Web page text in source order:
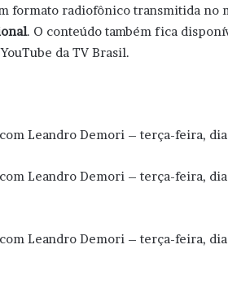
formato radiofônico transmitida no
. O conteúdo também fica
da TV Brasil.
Leandro Demori – terça-feira,
Leandro Demori – terça-feira,
Leandro Demori – terça-feira,